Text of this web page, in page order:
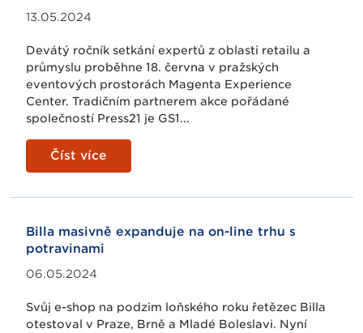
13.05.2024
Devátý ročník setkání expertů z oblasti retailu a
průmyslu proběhne 18. června v pražských
eventových prostorách Magenta Experience
Center. Tradičním partnerem akce pořádané
společností Press21 je GS1...
Číst více
Billa masivně expanduje na on-line trhu s
potravinami
06.05.2024
Svůj e-shop na podzim loňského roku řetězec Billa
otestoval v Praze, Brně a Mladé Boleslavi. Nyní